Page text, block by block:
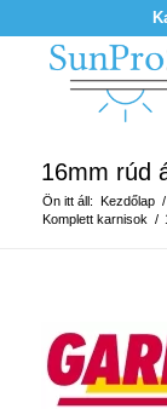
16mm rúd
Ön itt áll: Kezdőlap /
Komplett karnisok /